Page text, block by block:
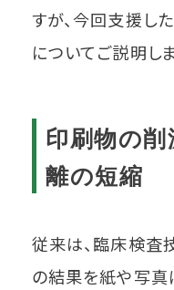
すが、今回支援し
についてご説明しま
印刷物の
離の短縮
従来は、臨床検
の結果を紙や写真